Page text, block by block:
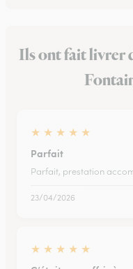
Ils ont fait livrer
★ ★ ★ ★ ★
Parfait
Parfait, prestation
23/04/2026
★ ★ ★ ★ ★